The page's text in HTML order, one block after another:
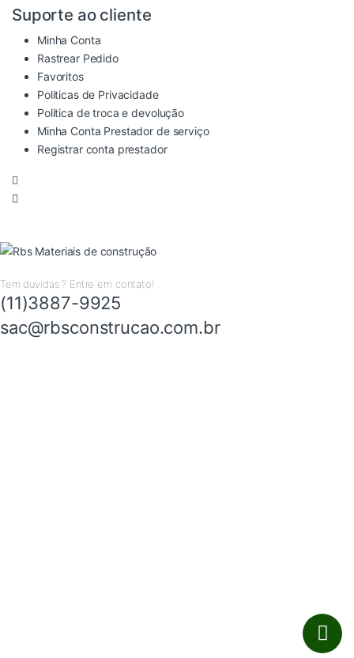
Suporte ao cliente
Minha Conta
Rastrear Pedido
Favoritos
Politicas de Privacidade
Politica de troca e devolução
Minha Conta Prestador de serviço
Registrar conta prestador
Tem duvidas ? Entre em contato!
(11)3887-9925
sac@rbsconstrucao.com.br